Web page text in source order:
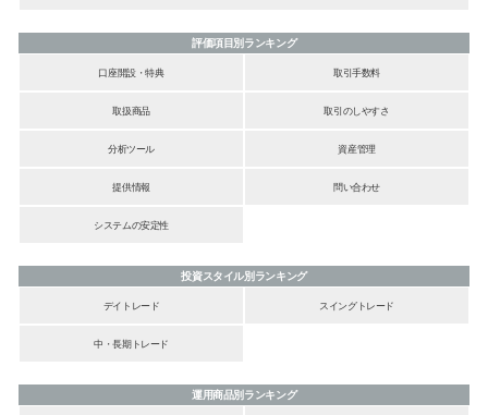
評価項目別ランキング
口座開設・特典
取引手数料
取扱商品 取引のしやすさ
分析ツール 資産管理
提供情報 問い合わせ
システムの安定性
投資スタイル別ランキング
デイトレード
スイングトレード
中・長期トレード
運用商品別ランキング